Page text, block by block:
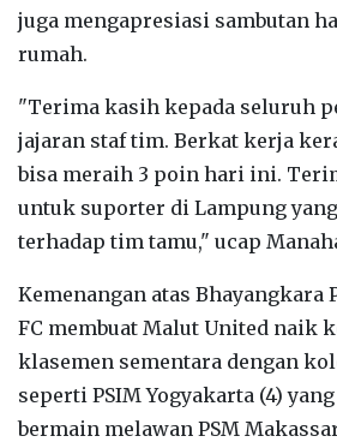
juga mengapresiasi sambutan
rumah.
"Terima kasih kepada seluruh
jajaran staf tim. Berkat kerja
bisa meraih 3 poin hari ini.
untuk suporter di Lampung
terhadap tim tamu," ucap
Kemenangan atas Bhayangkara
FC membuat Malut United naik
klasemen sementara dengan
seperti PSIM Yogyakarta (4)
bermain melawan PSM